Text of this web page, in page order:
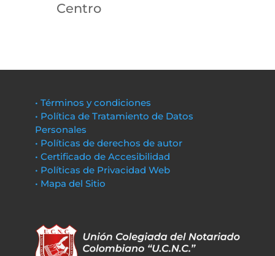
Centro
• Términos y condiciones
• Política de Tratamiento de Datos
Personales
• Políticas de derechos de autor
• Certificado de Accesibilidad
• Políticas de Privacidad Web
• Mapa del Sitio